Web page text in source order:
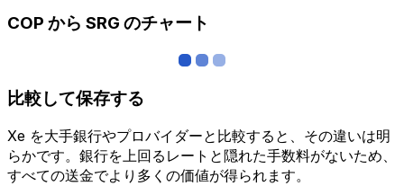
COP から SRG のチャート
比較して保存する
Xe を大手銀行やプロバイダーと比較すると、その違いは明
らかです。銀行を上回るレートと隠れた手数料がないため、
すべての送金でより多くの価値が得られます。